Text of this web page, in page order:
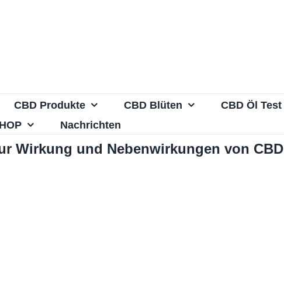
CBD Produkte CBD Blüten CBD Öl Test
Nachrichten
Wirkung und Nebenwirkungen von CBD